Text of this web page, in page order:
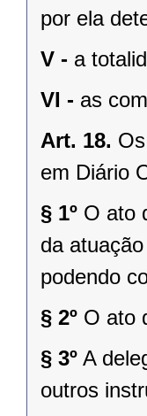
por ela
V - a
VI - as
Art. 18.
em Diário
§ 1º O ato
da
podendo
§ 2º O ato
§ 3º A
outros